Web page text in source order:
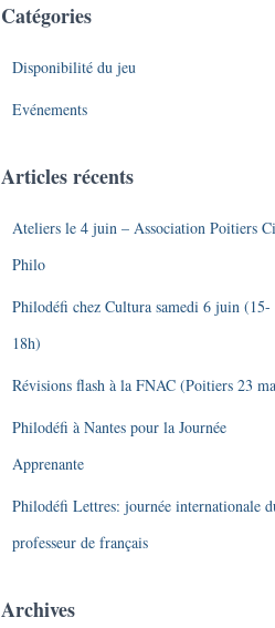
Catégories
Disponibilité du jeu
Evénements
Articles récents
Ateliers le 4 juin – Association Poitiers
Philo
Philodéfi chez Cultura samedi 6 juin (15-
18h)
Révisions flash à la FNAC (Poitiers 23
Philodéfi à Nantes pour la Journée
Apprenante
Philodéfi Lettres: journée internationale
professeur de français
Archives